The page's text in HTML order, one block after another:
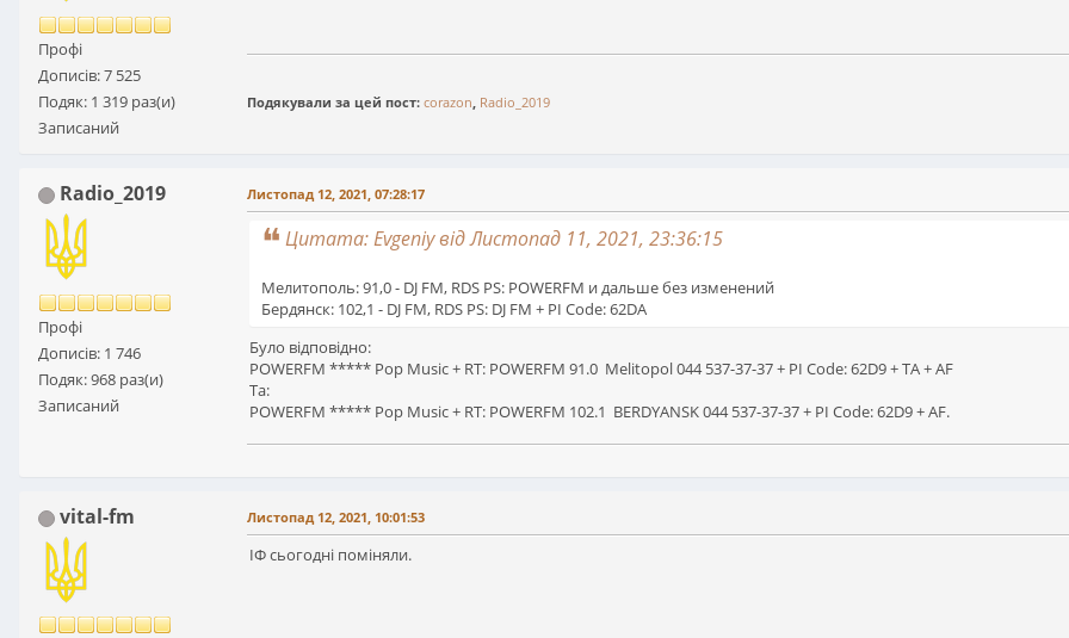
Профі
Дописів: 7 525
Подяк: 1 319 раз(и)
Записаний
Подякували за цей пост: corazon, Radio_2019
Radio_2019
Профі
Дописів: 1 746
Подяк: 968 раз(и)
Записаний
Листопад 12, 2021, 07:28:17
Цитата: Evgeniy від Листопад 11, 2021, 23:36:15
Мелитополь: 91,0 - DJ FM, RDS PS: POWERFM и дальше без изменений
Бердянск: 102,1 - DJ FM, RDS PS: DJ FM + PI Code: 62DA
Було відповідно:
POWERFM ***** Pop Music + RT: POWERFM 91.0 Melitopol 044 537-37-37 + PI Code: 62D9 + TA + AF
Та:
POWERFM ***** Pop Music + RT: POWERFM 102.1 BERDYANSK 044 537-37-37 + PI Code: 62D9 + AF.
vital-fm Листопад 12, 2021, 10:01:53
ІФ сьогодні поміняли.